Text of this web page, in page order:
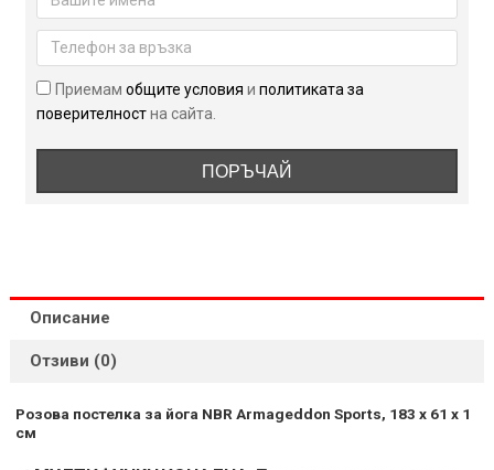
йога
NBR
Armageddon
Sports,
183
x
Приемамобщите условияиполитиката за
поверителностна сайта.
ПОРЪЧАЙ
Описание
Отзиви (0)
Розова постелка за йога NBR Armageddon Sports, 183 x 61 x 1
см